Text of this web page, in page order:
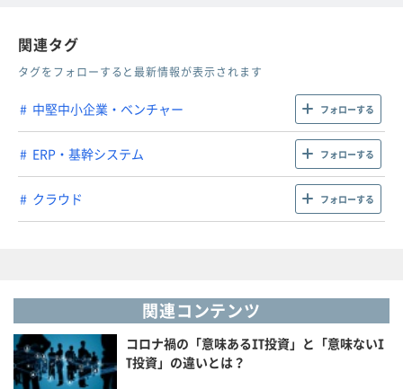
関連タグ
タグをフォローすると最新情報が表示されます
中堅中小企業・ベンチャー フォローする
ERP・基幹システム フォローする
クラウド フォローする
関連コンテンツ
コロナ禍の「意味あるIT投資」と「意味ないI
T投資」の違いとは？